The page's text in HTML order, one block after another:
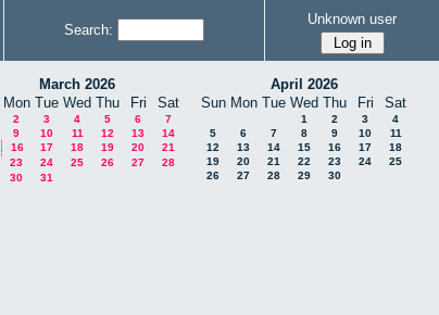
Search:
Unknown user
March 2026
Mon Tue Wed Thu Fri Sat
2 3 4 5 6
7
9 10 11 12 13
14
16 17 18 19 20
21
23 24 25 26 27
28
30 31
April 2026
Sun Mon Tue Wed Thu Fri Sat
1 2 3
4
5
6 7 8 9 10
11
12
13 14 15 16 17
18
19
20 21 22 23 24
25
26
27 28 29 30